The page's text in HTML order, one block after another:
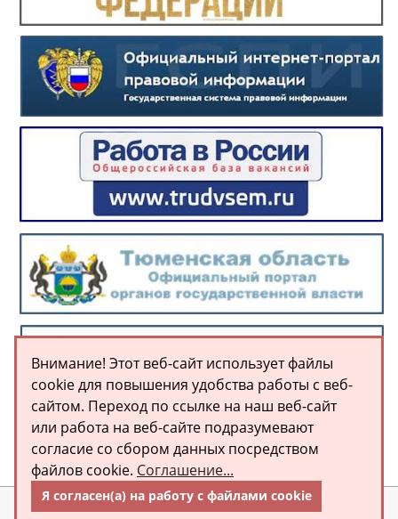
Внимание! Этот веб-сайт использует файлы
cookie для повышения удобства работы с веб-
сайтом. Переход по ссылке на наш веб-сайт
или работа на веб-сайте подразумевают
согласие со сбором данных посредством
файлов cookie. Соглашение...
Я согласен(а) на работу с файлами cookie
© МАОУ «Аромашевская СОШ им. В.Д. Кармацкого» 2026